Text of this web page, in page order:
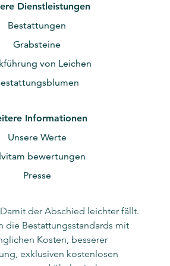
Dienstleistungen
Bestattungen
Grabsteine
von Leichen
Informationen
Unsere Werte
bewertungen
Presse
der Abschied leichter fällt.
die Bestattungsstandards mit
Kosten, besserer
exklusiven kostenlosen